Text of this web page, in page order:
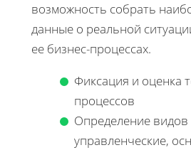
возможность собрать
данные о реальной
ее бизнес-процессах.
Фиксация и оценка
процессов
Определение видов
управленческие,